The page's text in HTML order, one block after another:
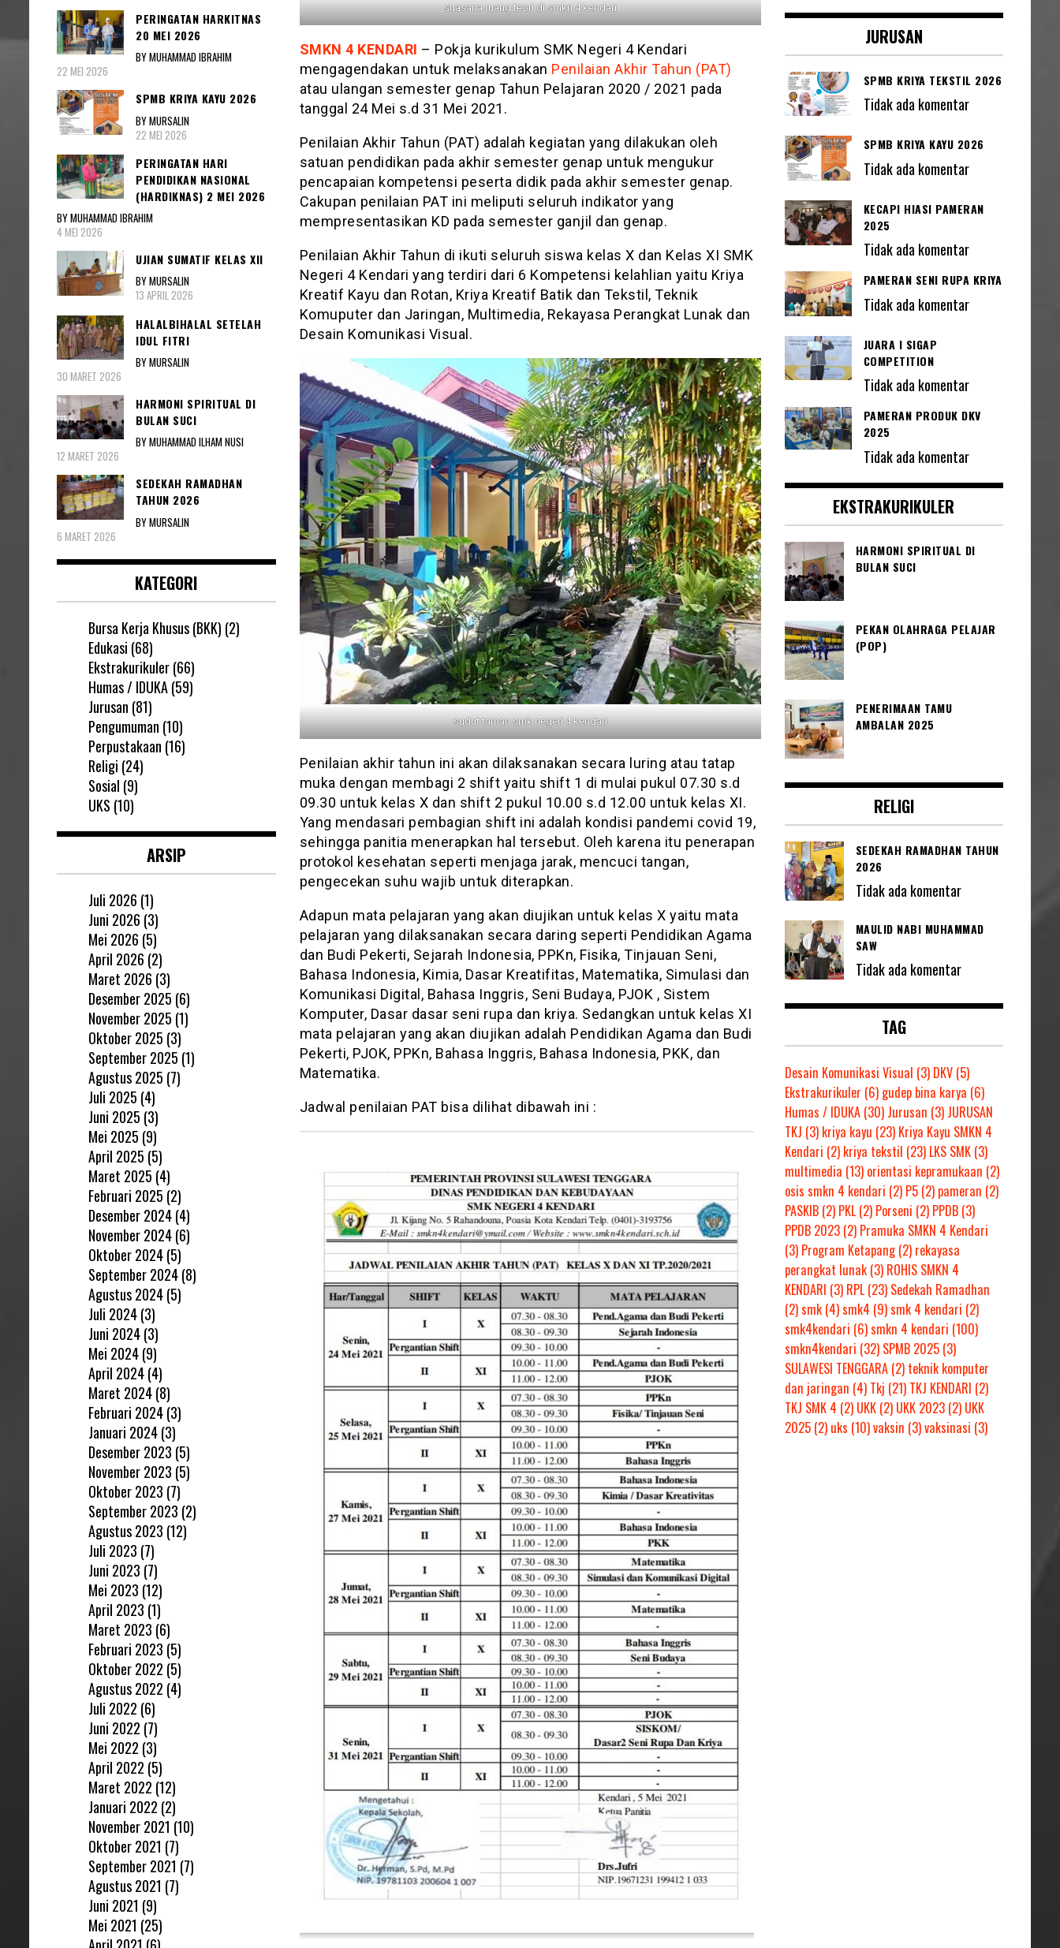
suasana ruang teori di smkn 4 kendari
SMKN 4 KENDARI – Pokja kurikulum SMK Negeri 4 Kendari
mengagendakan untuk melaksanakan Penilaian Akhir Tahun (PAT)
atau ulangan semester genap Tahun Pelajaran 2020 / 2021 pada
tanggal 24 Mei s.d 31 Mei 2021.
Penilaian Akhir Tahun (PAT) adalah kegiatan yang dilakukan oleh
satuan pendidikan pada akhir semester genap untuk mengukur
pencapaian kompetensi peserta didik pada akhir semester genap.
Cakupan penilaian PAT ini meliputi seluruh indikator yang
mempresentasikan KD pada semester ganjil dan genap.
Penilaian Akhir Tahun di ikuti seluruh siswa kelas X dan Kelas XI SMK
Negeri 4 Kendari yang terdiri dari 6 Kompetensi kelahlian yaitu Kriya
Kreatif Kayu dan Rotan, Kriya Kreatif Batik dan Tekstil, Teknik
Komuputer dan Jaringan, Multimedia, Rekayasa Perangkat Lunak dan
Desain Komunikasi Visual.
sudut taman smk negeri 4 kendari
Penilaian akhir tahun ini akan dilaksanakan secara luring atau tatap
muka dengan membagi 2 shift yaitu shift 1 di mulai pukul 07.30 s.d
09.30 untuk kelas X dan shift 2 pukul 10.00 s.d 12.00 untuk kelas XI.
Yang mendasari pembagian shift ini adalah kondisi pandemi covid 19,
sehingga panitia menerapkan hal tersebut. Oleh karena itu penerapan
protokol kesehatan seperti menjaga jarak, mencuci tangan,
pengecekan suhu wajib untuk diterapkan.
Adapun mata pelajaran yang akan diujikan untuk kelas X yaitu mata
pelajaran yang dilaksanakan secara daring seperti Pendidikan Agama
dan Budi Pekerti, Sejarah Indonesia, PPKn, Fisika, Tinjauan Seni,
Bahasa Indonesia, Kimia, Dasar Kreatifitas, Matematika, Simulasi dan
Komunikasi Digital, Bahasa Inggris, Seni Budaya, PJOK , Sistem
Komputer, Dasar dasar seni rupa dan kriya. Sedangkan untuk kelas XI
mata pelajaran yang akan diujikan adalah Pendidikan Agama dan Budi
Pekerti, PJOK, PPKn, Bahasa Inggris, Bahasa Indonesia, PKK, dan
Matematika.
Jadwal penilaian PAT bisa dilihat dibawah ini :
PERINGATAN HARKITNAS
20 MEI 2026
BY MUHAMMAD IBRAHIM
22 MEI 2026
SPMB KRIYA KAYU 2026
BY MURSALIN
22 MEI 2026
PERINGATAN HARI
PENDIDIKAN NASIONAL
(HARDIKNAS) 2 MEI 2026
BY MUHAMMAD IBRAHIM
4 MEI 2026
UJIAN SUMATIF KELAS XII
BY MURSALIN
13 APRIL 2026
HALALBIHALAL SETELAH
IDUL FITRI
BY MURSALIN
30 MARET 2026
HARMONI SPIRITUAL DI
BULAN SUCI
BY MUHAMMAD ILHAM NUSI
12 MARET 2026
SEDEKAH RAMADHAN
TAHUN 2026
BY MURSALIN
6 MARET 2026
KATEGORI
Bursa Kerja Khusus (BKK) (2)
Edukasi (68)
Ekstrakurikuler(66)
Humas / IDUKA(59)
Jurusan (81)
Pengumuman (10)
Perpustakaan (16)
Religi (24)
Sosial (9)
UKS (10)
ARSIP
Juli 2026 (1)
Juni 2026 (3)
Mei 2026 (5)
April 2026 (2)
Maret 2026 (3)
Desember 2025 (6)
November 2025 (1)
Oktober 2025 (3)
September 2025 (1)
Agustus 2025 (7)
Juli 2025 (4)
Juni 2025 (3)
Mei 2025 (9)
April 2025 (5)
Maret 2025 (4)
Februari 2025 (2)
Desember 2024(4)
November 2024(6)
Oktober 2024(5)
September 2024(8)
Agustus 2024(5)
Juli 2024(3)
Juni 2024(3)
Mei 2024(9)
April 2024(4)
Maret 2024(8)
Februari 2024(3)
Januari 2024(3)
Desember 2023 (5)
November 2023 (5)
Oktober 2023 (7)
September 2023 (2)
Agustus 2023 (12)
Juli 2023 (7)
Juni 2023 (7)
Mei 2023 (12)
April 2023 (1)
Maret 2023 (6)
Februari 2023 (5)
Oktober 2022 (5)
Agustus 2022 (4)
Juli 2022 (6)
Juni 2022 (7)
Mei 2022 (3)
April 2022 (5)
Maret 2022 (12)
Januari 2022 (2)
November 2021 (10)
Oktober 2021 (7)
September 2021 (7)
Agustus 2021 (7)
Juni 2021 (9)
Mei 2021 (25)
JURUSAN
SPMB KRIYA TEKSTIL 2026
Tidak ada komentar
SPMB KRIYA KAYU 2026
Tidak ada komentar
KECAPI HIASI PAMERAN
2025
Tidak ada komentar
PAMERAN SENI RUPA KRIYA
Tidak ada komentar
JUARA I SIGAP
COMPETITION
Tidak ada komentar
PAMERAN PRODUK DKV
2025
Tidak ada komentar
EKSTRAKURIKULER
HARMONI SPIRITUAL DI
BULAN SUCI
PEKAN OLAHRAGA PELAJAR
(POP)
PENERIMAAN TAMU
AMBALAN 2025
RELIGI
SEDEKAH RAMADHAN TAHUN
2026
Tidak ada komentar
MAULID NABI MUHAMMAD
SAW
Tidak ada komentar
TAG
Desain Komunikasi Visual (3) DKV(5)
Ekstrakurikuler (6) gudep bina karya (6)
Humas / IDUKA(30) Jurusan (3) JURUSAN
TKJ (3) kriya kayu (23) Kriya Kayu SMKN 4
Kendari (2) kriya tekstil (23) LKS SMK(3)
multimedia (13) orientasi kepramukaan (2)
osis smkn 4 kendari (2) P5(2) pameran (2)
PASKIB(2) PKL(2) Porseni (2) PPDB(3)
PPDB 2023(2) Pramuka SMKN 4 Kendari
(3) Program Ketapang(2) rekayasa
perangkat lunak(3) ROHIS SMKN 4
KENDARI (3) RPL(23) Sedekah Ramadhan
(2)smk(4)smk4 (9)smk 4 kendari (2)
smk4kendari (6)smkn 4 kendari (100)
smkn4kendari (32) SPMB 2025(3)
SULAWESI TENGGARA(2) teknik komputer
dan jaringan (4) Tkj (21) TKJ KENDARI (2)
TKJ SMK 4 (2) UKK(2) UKK 2023(2) UKK
2025(2) uks (10)vaksin (3)vaksinasi (3)